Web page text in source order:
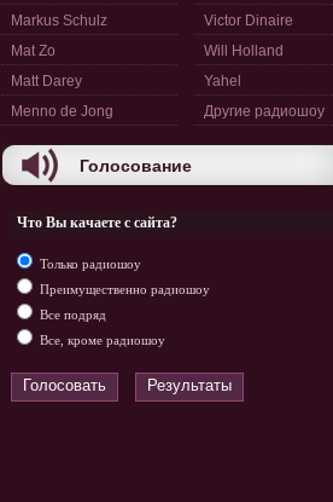
Markus Schulz
Mat Zo
Matt Darey
Menno de Jong
Victor Dinaire
Will Holland
Yahel
Другие радиошоу
Голосование
Что Вы качаете с сайта?
Только радиошоу
Преимущественно радиошоу
Все подряд
Все, кроме радиошоу
Голосовать Результаты